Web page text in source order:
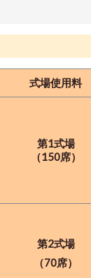
式場使用料
第1式場
（150席）
第2式場
（70席）